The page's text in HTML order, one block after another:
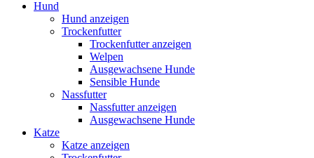
Hund
Hund anzeigen
Trockenfutter
Trockenfutter anzeigen
Welpen
Ausgewachsene Hunde
Sensible Hunde
Nassfutter
Nassfutter anzeigen
Ausgewachsene Hunde
Katze
Katze anzeigen